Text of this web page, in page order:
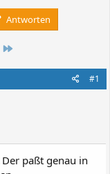
Antworten
Letzte
#1
paßt genau in